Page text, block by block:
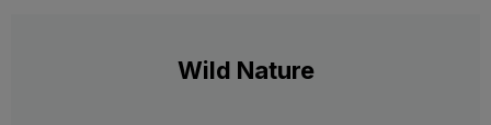
Wild Nature